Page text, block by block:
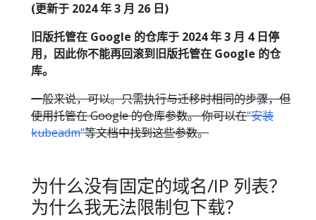
(更新于 2024 年 3 月 26 日)
旧版托管在 Google 的仓库于 2024 年 3 月 4 日停
用，因此你不能再回滚到旧版托管在 Google 的仓
库。
一般来说，可以。只需执行与迁移时相同的步骤，但
使用托管在 Google 的仓库参数。 你可以在“安装
kubeadm”等文档中找到这些参数。
为什么没有固定的域名/IP 列表？
为什么我无法限制包下载？